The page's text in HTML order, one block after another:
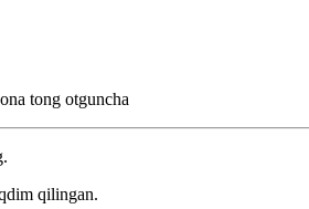
tong otguncha
qilingan.